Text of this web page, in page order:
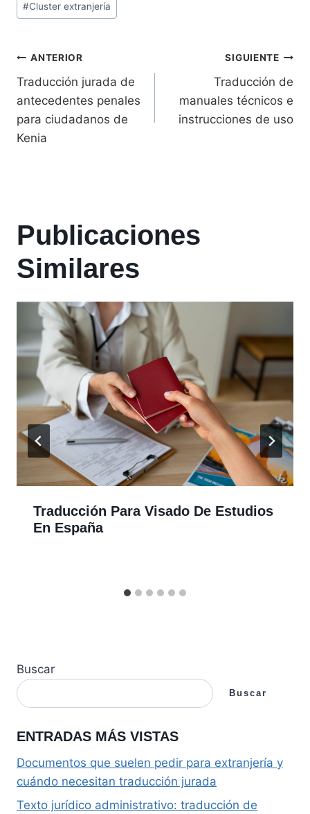
#Cluster extranjería
ANTERIOR
Traducción jurada de
antecedentes penales
para ciudadanos de
Kenia
SIGUIENTE
Traducción de
manuales técnicos e
instrucciones de uso
Publicaciones
Similares
Traducción Para Visado De Estudios
En España
Buscar
Buscar
ENTRADAS MÁS VISTAS
Documentos que suelen pedir para extranjería y
cuándo necesitan traducción jurada
Texto jurídico administrativo: traducción de